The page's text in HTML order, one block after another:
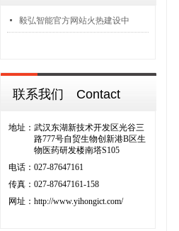
넷 毅弘智能官方网站火热建设中
联系我们 Contact
地址： 武汉东湖新技术开发区光谷三
路777号自贸生物创新港B区生
物医药研发楼南塔S105
电话： 027-87647161
传真： 027-87647161-158
网址： http://www.yihongict.com/